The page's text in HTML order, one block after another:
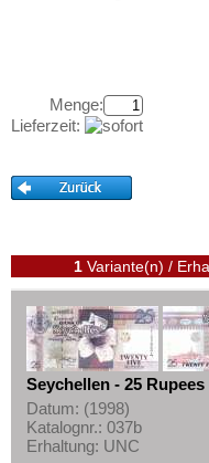
Tschad
Tunesien
Westafrikanische
Zimbabwe
Aufbewahrung
Ihre Bewertungen
Informationen
Preislisten
Ankauf
Erhaltungsgrade
Gratisbanknoten
FAQ
Menge:
Lieferzeit:
1 Variante(n) /
Seychellen - 25 Rupees
Datum: (1998)
Katalognr.: 037b
Erhaltung: UNC